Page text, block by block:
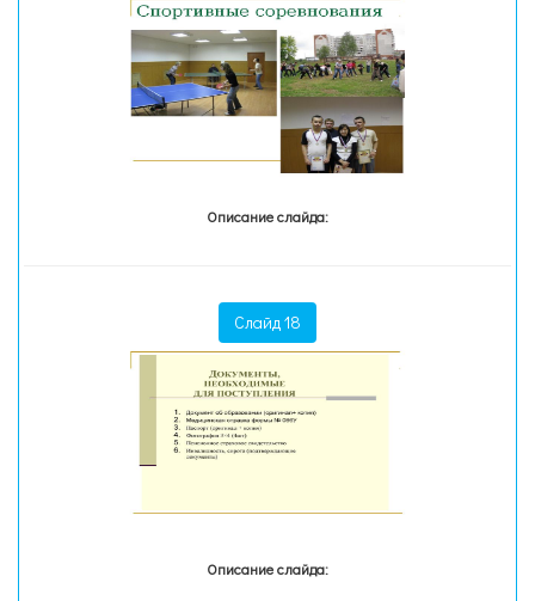
Описание слайда:
Слайд 18
Описание слайда: